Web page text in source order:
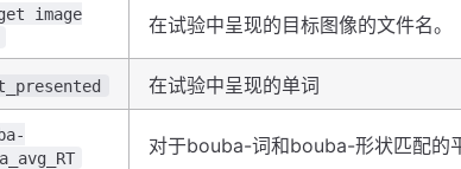
image
在试验中呈现的目标图像的文件名。
在试验中呈现的单词
对于bouba-词和bouba-形状匹配的